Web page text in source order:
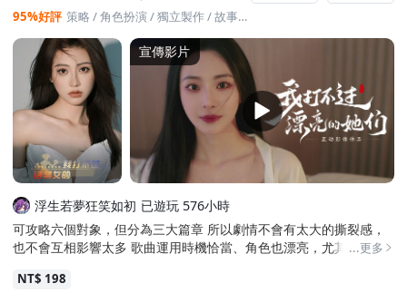
95%好評 策略 /角色扮演/獨立製作/故事架構豐富
宣傳影片
浮生若夢狂笑如初 已遊玩 576小時
可攻略六個對象，但分為三大篇章 所以劇情不會有太大的撕裂感，
也不會互相影響太多 歌曲運用時機恰當、角色也漂亮，尤其是雞爪
結婚或是人被救出來 但整體量大，很不錯
...更多
NT$ 198